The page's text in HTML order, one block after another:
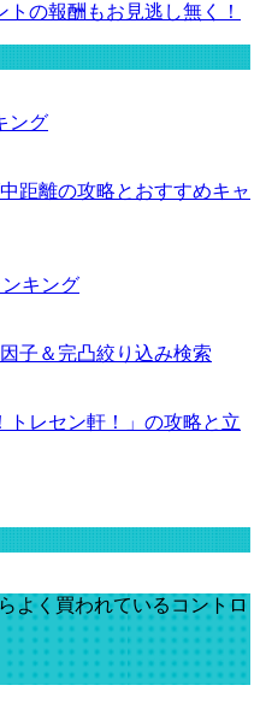
の報酬もお見逃し無く！
ング
距離の攻略とおすすめキャ
キング
子＆完凸絞り込み検索
トレセン軒！」の攻略と立
よく買われているコントロ